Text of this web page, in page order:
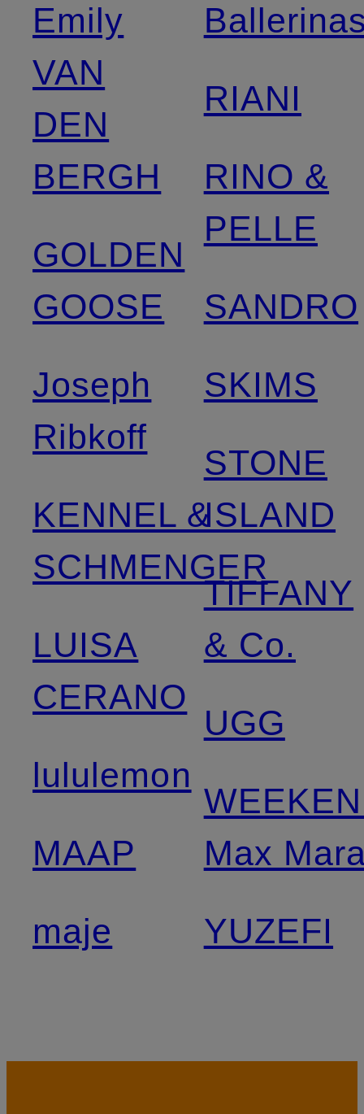
Emily
VAN
DEN
BERGH
GOLDEN
GOOSE
Joseph
Ribkoff
KENNEL &
SCHMENGER
LUISA
CERANO
lululemon
MAAP
maje
RIANI
RINO &
PELLE
SANDRO
SKIMS
STONE
ISLAND
TIFFANY
& Co.
UGG
Max
YUZEFI